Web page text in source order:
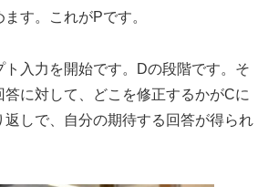
す。これがPです。
ト入力を開始です。Dの段階です。そ
に対して、どこを修正するかがCに
返しで、自分の期待する回答が得られ